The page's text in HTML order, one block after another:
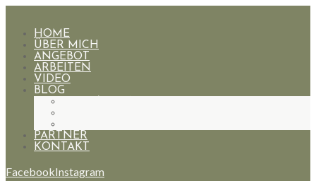
HOME
ÜBER MICH
ANGEBOT
ARBEITEN
VIDEO
BLOG
PARTNER
KONTAKT
FacebookInstagram